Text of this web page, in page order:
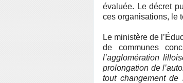
évaluée. Le décret
ces organisations, le
Le ministère de
de communes
l’agglomération
prolongation de
tout changement de